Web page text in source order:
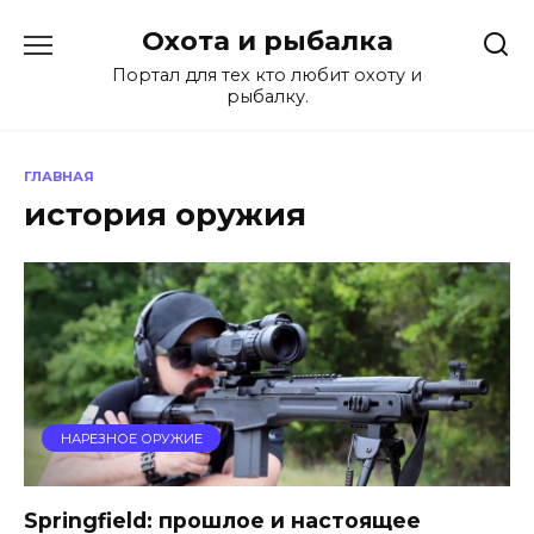
содержанию
Охота и рыбалка
Портал для тех кто любит охоту и
рыбалку.
ГЛАВНАЯ
история оружия
НАРЕЗНОЕ ОРУЖИЕ
Springfield: прошлое и настоящее